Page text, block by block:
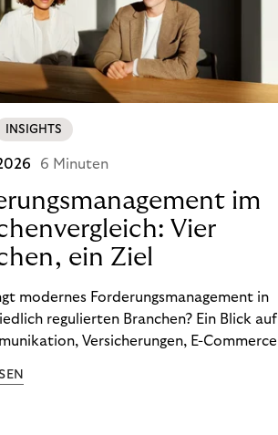
INSIGHTS
6 Minuten
im
Vier
ein Ziel
modernes Forderungsmanagement in
regulierten Branchen? Ein Blick auf
Versicherungen, E-Commerce
will, braucht keine